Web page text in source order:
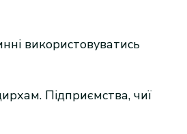
використовуватись
Підприємства, чиї